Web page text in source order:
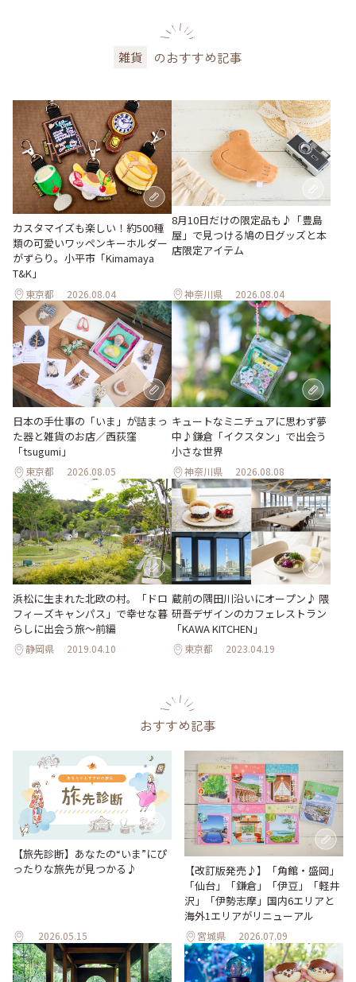
雑貨 のおすすめ記事
カスタマイズも楽しい！約500種
類の可愛いワッペンキーホルダー
がずらり。小平市「Kimamaya
T&K」
東京都 2026.08.04
8月10日だけの限定品も♪「豊島
屋」で見つける鳩の日グッズと本
店限定アイテム
神奈川県 2026.08.04
日本の手仕事の「いま」が詰まっ
た器と雑貨のお店／西荻窪
「tsugumi」
東京都 2026.08.05
キュートなミニチュアに思わず夢
中♪鎌倉「イクスタン」で出会う
小さな世界
神奈川県 2026.08.08
浜松に生まれた北欧の村。「ドロ
フィーズキャンパス」で幸せな暮
らしに出会う旅～前編
静岡県 2019.04.10
蔵前の隅田川沿いにオープン♪ 隈
研吾デザインのカフェレストラン
「KAWA KITCHEN」
東京都 2023.04.19
おすすめ記事
【旅先診断】あなたの“いま”にぴ
ったりな旅先が見つかる♪
2026.05.15
【改訂版発売♪】「角館・盛岡」
「仙台」「鎌倉」「伊豆」「軽井
沢」「伊勢志摩」国内6エリアと
海外1エリアがリニューアル
宮城県 2026.07.09